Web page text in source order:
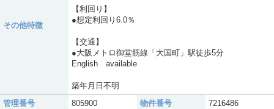
その他特徴
【利回り】
●想定利回り6.0％
【交通】
●大阪メトロ御堂筋線「大国町」駅徒歩5分
English available
築年月日不明
管理番号
805900 物件番号
7216486